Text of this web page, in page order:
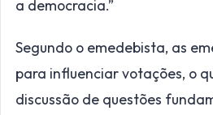
a democracia.”
Segundo o emedebista, as
para influenciar votações, o
discussão de questões